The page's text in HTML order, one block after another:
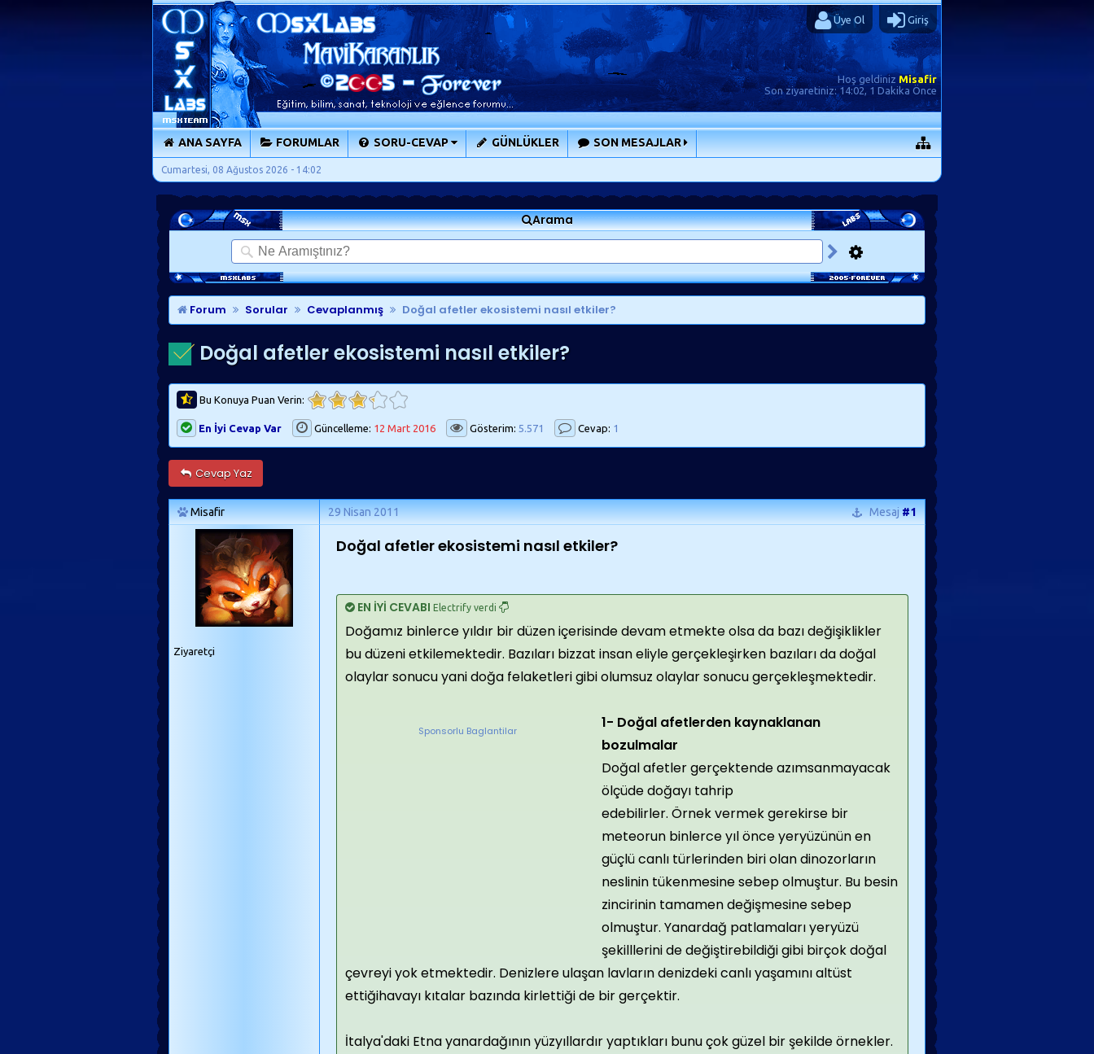
Üye Ol Giriş
Hoş geldiniz Misafir
Son ziyaretiniz:14:02, 1 Dakika Önce
ANA SAYFA FORUMLAR SORU-CEVAP GÜNLÜKLER SON MESAJLAR
Cumartesi, 08 Ağustos 2026 - 14:02
Arama
Forum Sorular Cevaplanmış Doğal afetler ekosistemi nasıl etkiler?
Doğal afetler ekosistemi nasıl etkiler?
Bu Konuya Puan Verin:
En İyi Cevap Var Güncelleme: 12 Mart 2016 Gösterim: 5.571 Cevap: 1
Cevap Yaz
Misafir 29 Nisan 2011 Mesaj#1
Ziyaretçi
Doğal afetler ekosistemi nasıl etkiler?
EN İYİ CEVABI Electrify verdi
Doğamız binlerce yıldır bir düzen içerisinde devam etmekte olsa da bazı değişiklikler
bu düzeni etkilemektedir. Bazıları bizzat insan eliyle gerçekleşirken bazıları da doğal
olaylar sonucu yani doğa felaketleri gibi olumsuz olaylar sonucu gerçekleşmektedir.
Sponsorlu Baglantilar
1- Doğal afetlerden kaynaklanan
bozulmalar
Doğal afetler gerçektende azımsanmayacak
ölçüde doğayı tahrip
edebilirler. Örnek vermek gerekirse bir
meteorun binlerce yıl önce yeryüzünün en
güçlü canlı türlerinden biri olan dinozorların
neslinin tükenmesine sebep olmuştur. Bu besin
zincirinin tamamen değişmesine sebep
olmuştur. Yanardağ patlamaları yeryüzü
şekilllerini de değiştirebildiği gibi birçok doğal
çevreyi yok etmektedir. Denizlere ulaşan lavların denizdeki canlı yaşamını altüst
ettiğihavayı kıtalar bazında kirlettiği de bir gerçektir.
İtalya'daki Etna yanardağının yüzyıllardır yaptıkları bunu çok güzel bir şekilde örnekler.